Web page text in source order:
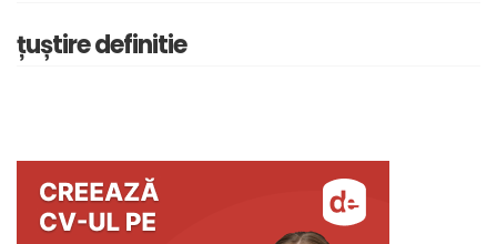
țuștire definitie